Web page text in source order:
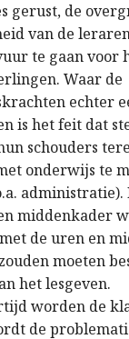
gerust, de
van de
te gaan voor
Waar de
echter
is het feit dat
schouders
onderwijs te
administratie).
middenkader
de uren en
moeten
het lesgeven.
worden de
de